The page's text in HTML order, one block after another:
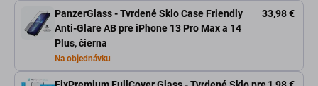
PanzerGlass - Tvrdené Sklo Case Friendly
Anti-Glare AB pre iPhone 13 Pro Max a 14
Plus, čierna
33,98 €
Na objednávku